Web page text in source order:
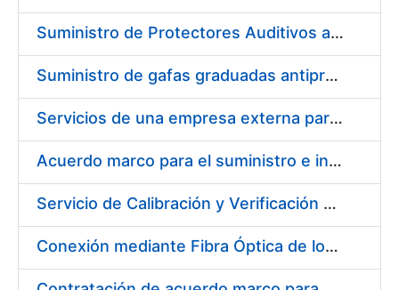
Suministro de Protectores Auditivos a medida para las personas trabajadoras de los Centros de Trabajo de Madrid y Burgos
Suministro de gafas graduadas antiproyecciones para los trabajadores de la FNMT-RCM en los centros de trabajo de Madrid y Burgos
Servicios de una empresa externa para el asesoramiento y resolución de los recursos de alzada que se presentan relacionados con procesos de selección para la FNMT-RCM
Acuerdo marco para el suministro e instalación de persianas, estores y otros complementos
Servicio de Calibración y Verificación Externa de los Equipos de Medición del Servicio de Prevención de la FNMT-RCM
Conexión mediante Fibra Óptica de los Centros de Proceso de Datos (CPDs) de las sedes de la FNMT-RCM de Burgos y Madrid